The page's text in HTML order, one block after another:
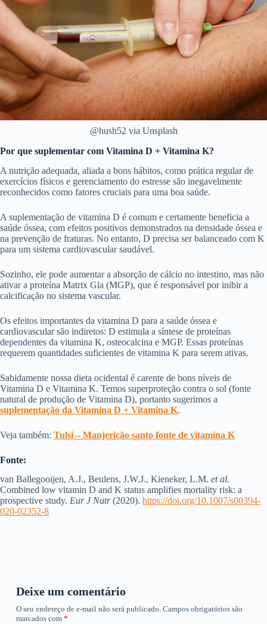
@hush52 via Unsplash
Por que suplementar com Vitamina D + Vitamina K?
A nutrição adequada, aliada a bons hábitos, como prática regular de
exercícios físicos e gerenciamento do estresse são inegavelmente
reconhecidos como fatores cruciais para uma boa saúde.
A suplementação de vitamina D é comum e certamente beneficia a
saúde óssea, com efeitos positivos demonstrados na densidade óssea e
na prevenção de fraturas. No entanto, D precisa ser balanceado com K
para um sistema cardiovascular saudável.
Sozinho, ele pode aumentar a absorção de cálcio no intestino, mas não
ativar a proteína Matrix Gla (MGP), que é responsável por inibir a
calcificação no sistema vascular.
Os efeitos importantes da vitamina D para a saúde óssea e
cardiovascular são indiretos: D estimula a síntese de proteínas
dependentes da vitamina K, osteocalcina e MGP. Essas proteínas
requerem quantidades suficientes de vitamina K para serem ativas.
Sabidamente nossa dieta ocidental é carente de bons níveis de
Vitamina D e Vitamina K. Temos superproteção contra o sol (fonte
natural de produção de Vitamina D), portanto sugerimos a
suplementação da Vitamina D + Vitamina K.
Veja também: Tulsi – Manjericão santo fonte de vitamina K
Fonte:
van Ballegooijen, A.J., Beulens, J.W.J., Kieneker, L.M. et al.
Combined low vitamin D and K status amplifies mortality risk: a
prospective study. Eur J Nutr(2020). https://doi.org/10.1007/s00394-
020-02352-8
Deixe um comentário
O seu endereço de e-mail não será publicado. Campos obrigatórios são
marcados com *